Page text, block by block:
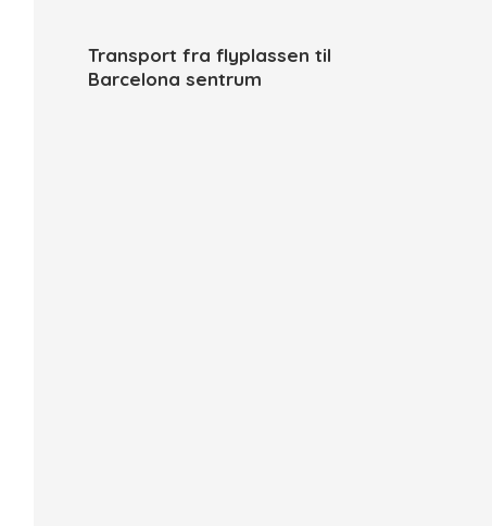
Transport fra flyplassen til
Barcelona sentrum